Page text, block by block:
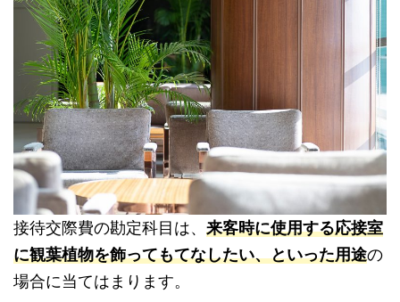
接待交際費の勘定科目は、 来客時に使用する応接室
に観葉植物を飾ってもてなしたい、といった用途の
場合に当てはまります。